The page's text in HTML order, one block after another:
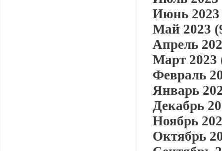
Июнь 2023
Май 2023
Апрель
Март 2023
Февраль
Январь
Декабрь
Ноябрь
Октябрь